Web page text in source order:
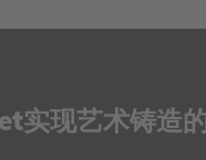
实现艺术铸造